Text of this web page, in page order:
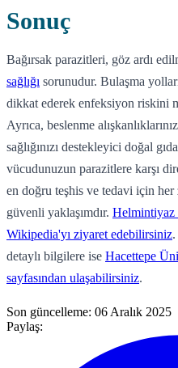
Sonuç
Bağırsak parazitleri, göz ardı
sağlığı sorunudur. Bulaşma
dikkat ederek enfeksiyon riskini
Ayrıca, beslenme
sağlığınızı destekleyici doğal
vücudunuzun parazitlere karşı
en doğru teşhis ve tedavi için her
güvenli yaklaşımdır. Helmintiyaz
Wikipedia'yı ziyaret edebilirsiniz
detaylı bilgilere ise Hacettepe
sayfasından ulaşabilirsiniz.
Son güncelleme: 06 Aralık 2025
Paylaş: